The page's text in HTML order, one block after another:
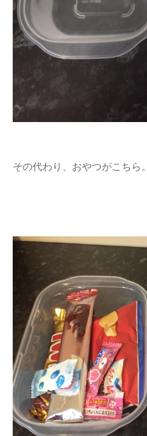
その代わり、おやつがこちら。